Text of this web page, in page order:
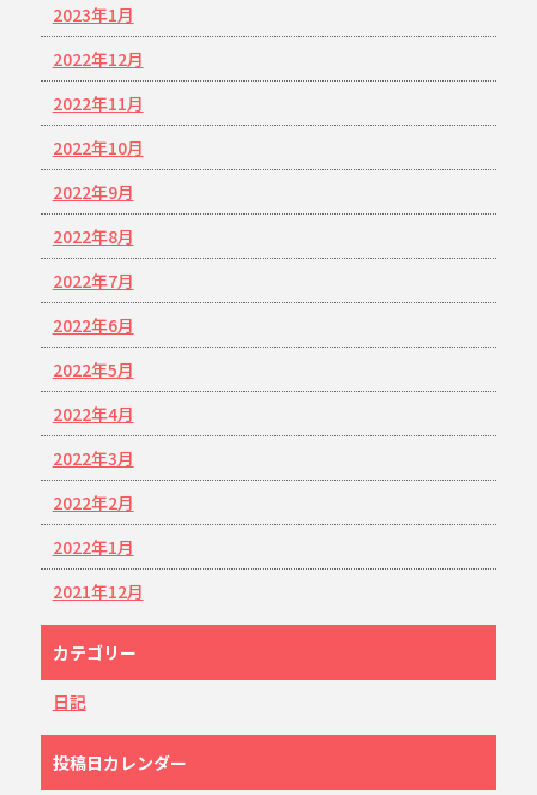
2023年1月
2022年12月
2022年11月
2022年10月
2022年9月
2022年8月
2022年7月
2022年6月
2022年5月
2022年4月
2022年3月
2022年2月
2022年1月
2021年12月
カテゴリー
日記
投稿日カレンダー